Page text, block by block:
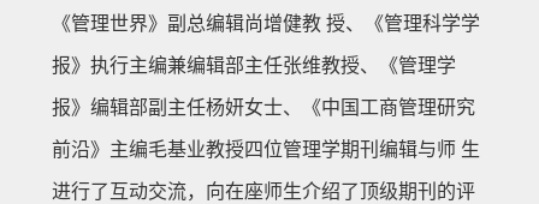
《管理世界》副总编辑尚增健教 授、《管理科学学
报》执行主编兼编辑部主任张维教授、《管理学
报》编辑部副主任杨妍女士、《中国工商管理研究
前沿》主编毛基业教授四位管理学期刊编辑与师 生
进行了互动交流，向在座师生介绍了顶级期刊的评